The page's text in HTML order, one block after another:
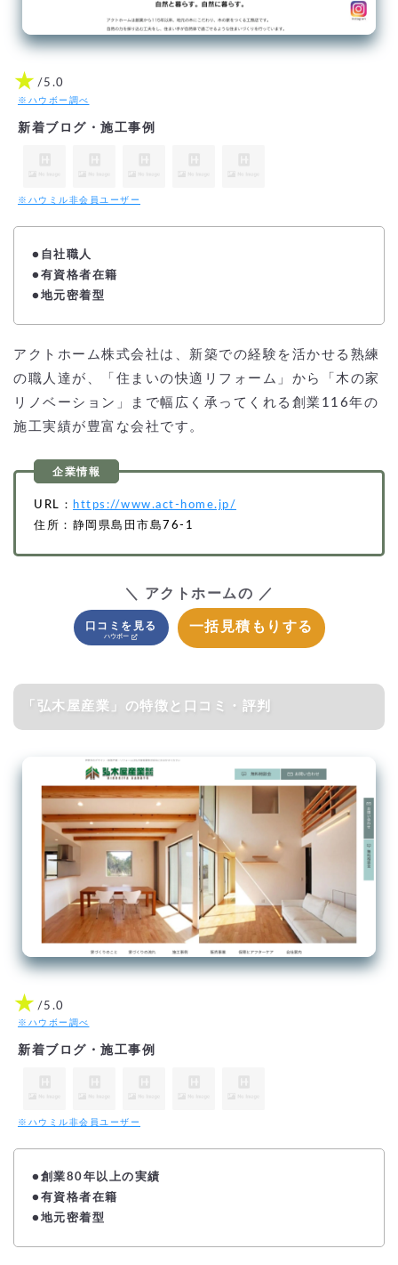
★ /5.0
※ハウボー調べ
新着ブログ・施工事例
※ハウミル非会員ユーザー
● 自社職人
●有資格者在籍
●地元密着型
アクトホーム株式会社は、新築での経験を活かせる熟練
の職人達が、「住まいの快適リフォーム」から「木の家
リノベーション」まで幅広く承ってくれる創業116年の
施工実績が豊富な会社です。
URL：
https://www.act-home.jp/
住所：静岡県島田市島76-1
＼ アクトホームの ／
口コミを見る 一括見積もりする
「弘木屋産業」の特徴と口コミ・評判
★ /5.0
※ハウボー調べ
新着ブログ・施工事例
※ハウミル非会員ユーザー
● 創業80年以上の実績
●有資格者在籍
●地元密着型